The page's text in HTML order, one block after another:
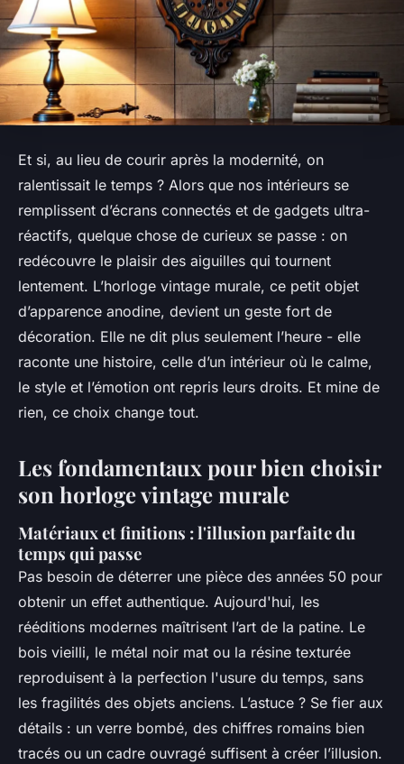
Et si, au lieu de courir après la modernité, on
ralentissait le temps ? Alors que nos intérieurs se
remplissent d’écrans connectés et de gadgets ultra-
réactifs, quelque chose de curieux se passe : on
redécouvre le plaisir des aiguilles qui tournent
lentement. L’horloge vintage murale, ce petit objet
d’apparence anodine, devient un geste fort de
décoration. Elle ne dit plus seulement l’heure - elle
raconte une histoire, celle d’un intérieur où le calme,
le style et l’émotion ont repris leurs droits. Et mine de
rien, ce choix change tout.
Les fondamentaux pour bien choisir
son horloge vintage murale
Matériaux et finitions : l'illusion parfaite du
temps qui passe
Pas besoin de déterrer une pièce des années 50 pour
obtenir un effet authentique. Aujourd'hui, les
rééditions modernes maîtrisent l’art de la patine. Le
bois vieilli, le métal noir mat ou la résine texturée
reproduisent à la perfection l'usure du temps, sans
les fragilités des objets anciens. L’astuce ? Se fier aux
détails : un verre bombé, des chiffres romains bien
tracés ou un cadre ouvragé suffisent à créer l’illusion.